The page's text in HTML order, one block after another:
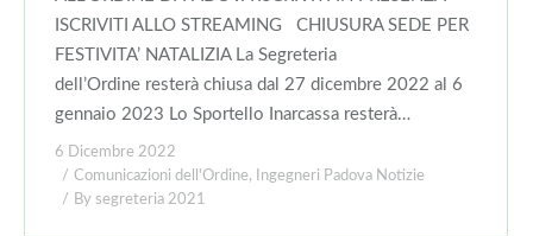
ISCRIVITI ALLO STREAMING CHIUSURA SEDE PER
FESTIVITA’ NATALIZIA La Segreteria
dell’Ordine resterà chiusa dal 27 dicembre 2022 al 6
gennaio 2023 Lo Sportello Inarcassa resterà…
6 Dicembre 2022
Comunicazioni dell'Ordine,
Ingegneri Padova Notizie
By segreteria 2021